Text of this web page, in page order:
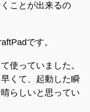
ことが出来るの
です。
使っていました。
くて、起動した瞬
らしいと思ってい